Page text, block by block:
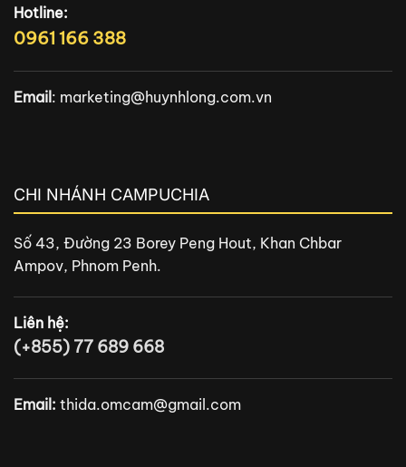
Hotline:
0961 166 388
Email: marketing@huynhlong.com.vn
CHI NHÁNH CAMPUCHIA
Số 43, Đường 23 Borey Peng Hout, Khan Chbar
Ampov, Phnom Penh.
Liên hệ:
(+855) 77 689 668
Email: thida.omcam@gmail.com